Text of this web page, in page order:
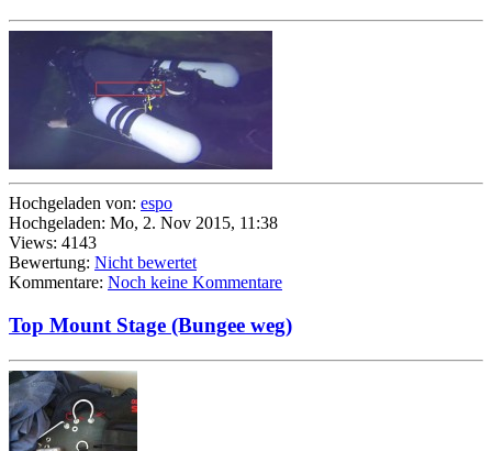
Hochgeladen von: espo
Hochgeladen: Mo, 2. Nov 2015, 11:38
Views: 4143
Bewertung: Nicht bewertet
Kommentare: Noch keine Kommentare
Top Mount Stage (Bungee weg)